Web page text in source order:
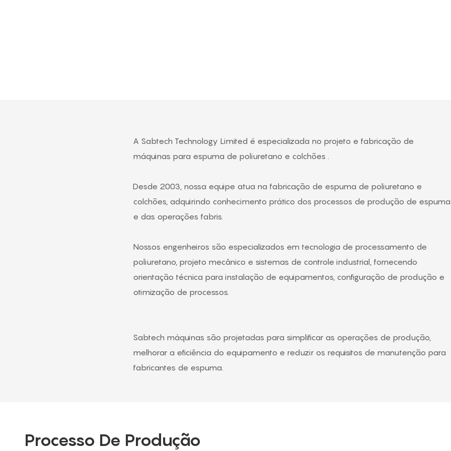
A Sabtech Technology Limited é especializada no projeto e fabricação de
máquinas para espuma de poliuretano e colchões .
Desde 2003, nossa equipe atua na fabricação de espuma de poliuretano e
colchões, adquirindo conhecimento prático dos processos de produção de espuma
e das operações fabris.
Nossos engenheiros são especializados em tecnologia de processamento de
poliuretano, projeto mecânico e sistemas de controle industrial, fornecendo
orientação técnica para instalação de equipamentos, configuração de produção e
otimização de processos.
Sabtech máquinas são projetadas para simplificar as operações de produção,
melhorar a eficiência do equipamento e reduzir os requisitos de manutenção para
fabricantes de espuma.
Processo De Produção